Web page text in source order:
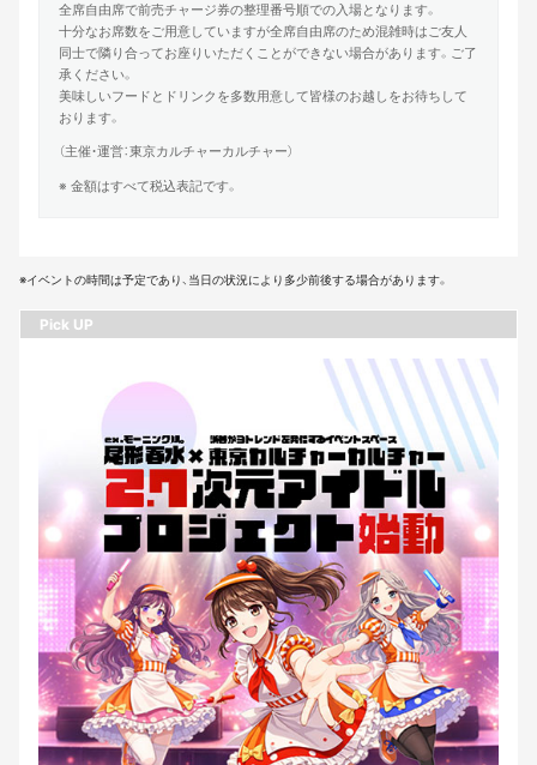
全席自由席で前売チャージ券の整理番号順での入場となります。
十分なお席数をご用意していますが全席自由席のため混雑時はご友人
同士で隣り合ってお座りいただくことができない場合があります。ご了
承ください。
美味しいフードとドリンクを多数用意して皆様のお越しをお待ちして
おります。
（主催・運営：東京カルチャーカルチャー）
※ 金額はすべて税込表記です。
※イベントの時間は予定であり、当日の状況により多少前後する場合があります。
Pick UP